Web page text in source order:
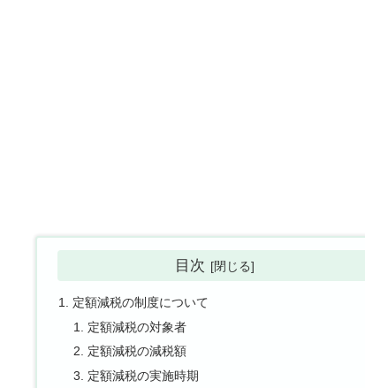
目次
定額減税の制度について
定額減税の対象者
定額減税の減税額
定額減税の実施時期